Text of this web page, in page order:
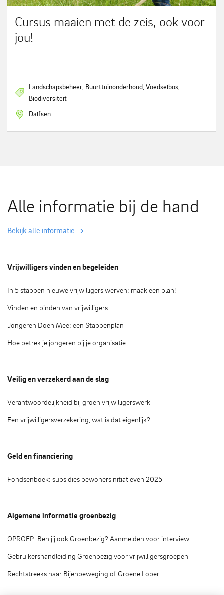
Cursus maaien met de zeis, ook voor
jou!
Landschapsbeheer, Buurttuinonderhoud, Voedselbos,
Biodiversiteit
Dalfsen
Alle informatie bij de hand
Bekijk alle informatie
Vrijwilligers vinden en begeleiden
In 5 stappen nieuwe vrijwilligers werven: maak een plan!
Vinden en binden van vrijwilligers
Jongeren Doen Mee: een Stappenplan
Hoe betrek je jongeren bij je organisatie
Veilig en verzekerd aan de slag
Verantwoordelijkheid bij groen vrijwilligerswerk
Een vrijwilligersverzekering, wat is dat eigenlijk?
Geld en financiering
Fondsenboek: subsidies bewonersinitiatieven 2025
Algemene informatie groenbezig
OPROEP: Ben jij ook Groenbezig? Aanmelden voor interview
Gebruikershandleiding Groenbezig voor vrijwilligersgroepen
Rechtstreeks naar Bijenbeweging of Groene Loper